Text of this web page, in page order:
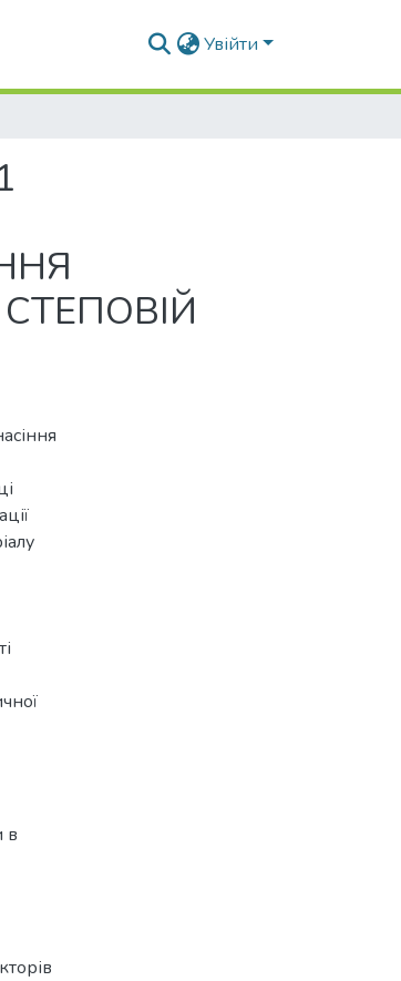
Увійти
в